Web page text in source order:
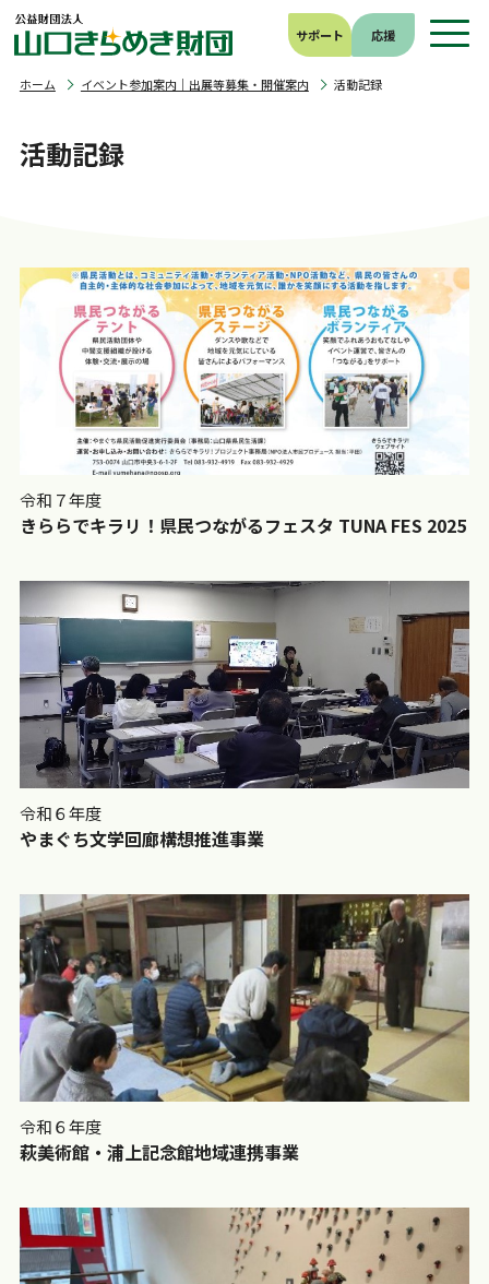
サポート 応援
活動記録
ホーム イベント参加案内｜出展等募集・開催案内 活動記録
きららでキラリ！県民つながるフェスタ TUNA FES 2025
令和７年度
やまぐち文学回廊構想推進事業
令和６年度
萩美術館・浦上記念館地域連携事業
令和６年度